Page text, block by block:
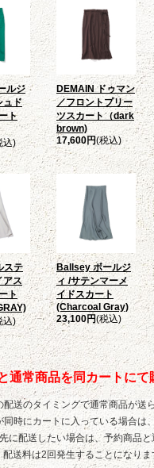
ルジ
ュド
ト
込)
DEMAIN ドゥマン
／フロントプリー
ツスカート（dark
brown)
17,600円(税込)
ステ
アス
ト
込)
Ballsey ボールジ
ィ /サテンマーメ
イドスカート
(Charcoal Gray)
23,100円(税込)
通常商品を同カートに
配送のタイミングで通常商品が送
同時にカートに入っている場合は
に配送したい場合は、予約商品
送料は2回発生することになり